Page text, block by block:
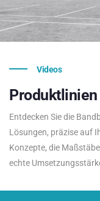
Videos
Produktlinien
Entdecken Sie die
Lösungen, präzise auf
Konzepte, die
echte